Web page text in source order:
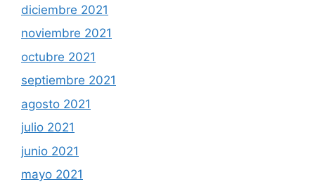
diciembre 2021
noviembre 2021
octubre 2021
septiembre 2021
agosto 2021
julio 2021
junio 2021
mayo 2021